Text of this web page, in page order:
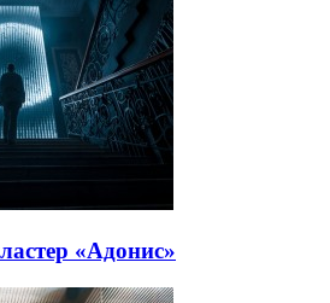
«Адонис»